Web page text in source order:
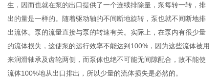
生，因而也就在泵的出口提供了一个连续排除量，泵每转一转，排
出的量是一样的。随着驱动轴的不间断地旋转，泵也就不间断地排
出流体。泵的流量直接与泵的转速有关。实际上，在泵内有很少量
的流体损失，这使泵的运行效率不能达到100%，因为这些流体被用
来润滑轴承及齿轮两侧，而泵体也绝不可能无间隙配合，故不能使
流体100%地从出口排出，所以少量的流体损失是必然的。